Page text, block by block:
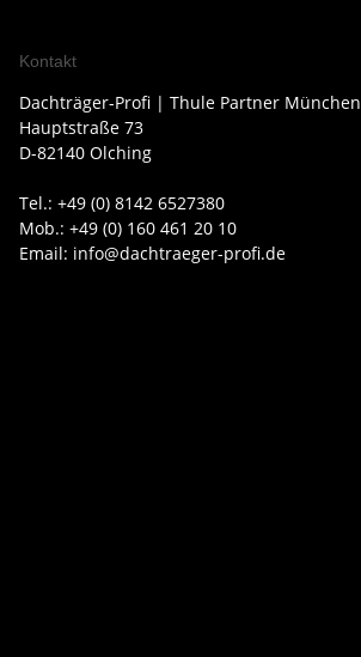
Kontakt
Dachträger-Profi | Thule Partner München
Hauptstraße 73
D-82140 Olching
Tel.: +49 (0) 8142 6527380
Mob.: +49 (0) 160 461 20 10
Email: info@dachtraeger-profi.de